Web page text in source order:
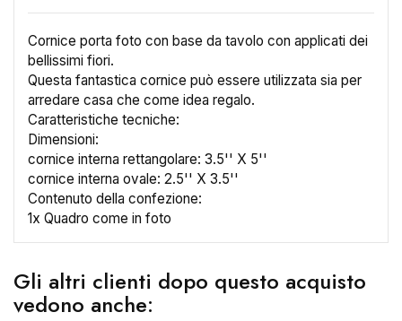
Cornice porta foto con base da tavolo con applicati dei
bellissimi fiori.
Questa fantastica cornice può essere utilizzata sia per
arredare casa che come idea regalo.
Caratteristiche tecniche:
Dimensioni:
cornice interna rettangolare: 3.5'' X 5''
cornice interna ovale: 2.5'' X 3.5''
Contenuto della confezione:
1x Quadro come in foto
Gli altri clienti dopo questo acquisto
vedono anche:
Crea lista dei desideri